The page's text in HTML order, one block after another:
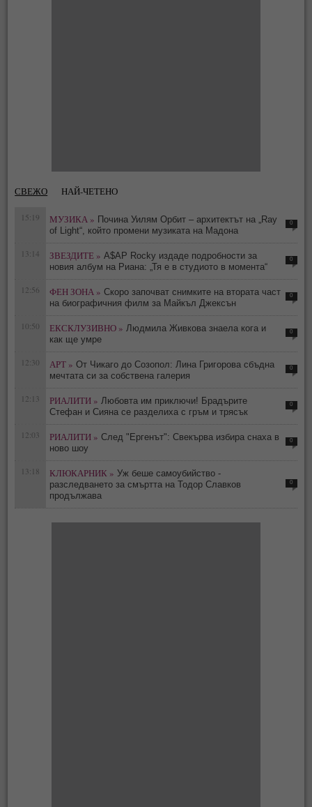
СВЕЖО НАЙ-ЧЕТЕНО
15:19 МУЗИКА » Почина Уилям Орбит – архитектът на „Ray
of Light“, който промени музиката на Мадона
0
13:14 ЗВЕЗДИТЕ » A$AP Rocky издаде подробности за
новия албум на Риана: „Тя е в студиото в момента“
0
12:56 ФЕН ЗОНА » Скоро започват снимките на втората част
на биографичния филм за Майкъл Джексън
0
10:50 ЕКСКЛУЗИВНО » Людмила Живкова знаела кога и
как ще умре
0
12:30 АРТ » От Чикаго до Созопол: Лина Григорова сбъдна
мечтата си за собствена галерия
0
12:13 РИАЛИТИ » Любовта им приключи! Брадърите
Стефан и Сияна се разделиха с гръм и трясък
0
12:03 РИАЛИТИ » След "Ергенът": Свекърва избира снаха в
ново шоу
0
13:18 КЛЮКАРНИК » Уж беше самоубийство -
разследването за смъртта на Тодор Славков
продължава
0